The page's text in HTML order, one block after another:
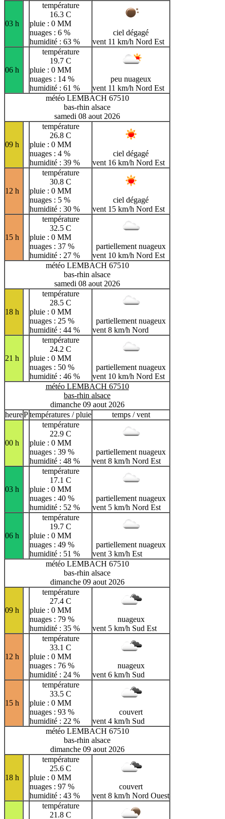
03 h
température
16.3 C
pluie : 0 MM
nuages : 6 %
humidité : 63 %
ciel dégagé
vent 11 km/h Nord Est
06 h
température
19.7 C
pluie : 0 MM
nuages : 14 %
humidité : 61 %
peu nuageux
vent 11 km/h Nord Est
météo LEMBACH 67510
bas-rhin alsace
samedi 08 aout 2026
09 h
température
26.8 C
pluie : 0 MM
nuages : 4 %
humidité : 39 %
ciel dégagé
vent 16 km/h Nord Est
12 h
température
30.8 C
pluie : 0 MM
nuages : 5 %
humidité : 30 %
ciel dégagé
vent 15 km/h Nord Est
15 h
température
32.5 C
pluie : 0 MM
nuages : 37 %
humidité : 27 %
partiellement nuageux
vent 10 km/h Nord Est
météo LEMBACH 67510
bas-rhin alsace
samedi 08 aout 2026
18 h
température
28.5 C
pluie : 0 MM
nuages : 25 %
humidité : 44 %
partiellement nuageux
vent 8 km/h Nord
21 h
température
24.2 C
pluie : 0 MM
nuages : 50 %
humidité : 46 %
partiellement nuageux
vent 10 km/h Nord Est
météo LEMBACH 67510
bas-rhin alsace
dimanche 09 aout 2026
heurePtempératures / pluie temps / vent
00 h
température
22.9 C
pluie : 0 MM
nuages : 39 %
humidité : 48 %
partiellement nuageux
vent 8 km/h Nord Est
03 h
température
17.1 C
pluie : 0 MM
nuages : 40 %
humidité : 52 %
partiellement nuageux
vent 5 km/h Nord Est
06 h
température
19.7 C
pluie : 0 MM
nuages : 49 %
humidité : 51 %
partiellement nuageux
vent 3 km/h Est
météo LEMBACH 67510
bas-rhin alsace
dimanche 09 aout 2026
09 h
température
27.4 C
pluie : 0 MM
nuages : 79 %
humidité : 35 %
nuageux
vent 5 km/h Sud Est
12 h
température
33.1 C
pluie : 0 MM
nuages : 76 %
humidité : 24 %
nuageux
vent 6 km/h Sud
15 h
température
33.5 C
pluie : 0 MM
nuages : 93 %
humidité : 22 %
couvert
vent 4 km/h Sud
météo LEMBACH 67510
bas-rhin alsace
dimanche 09 aout 2026
18 h
température
25.6 C
pluie : 0 MM
nuages : 97 %
humidité : 43 %
couvert
vent 8 km/h Nord Ouest
température
21.8 C